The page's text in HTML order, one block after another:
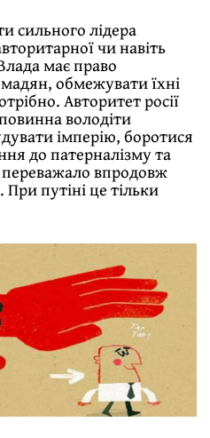
сильного лідера
чи навіть
має право
обмежувати їхні
Авторитет росії
володіти
імперію, боротися
до патерналізму та
впродовж
При путіні це тільки